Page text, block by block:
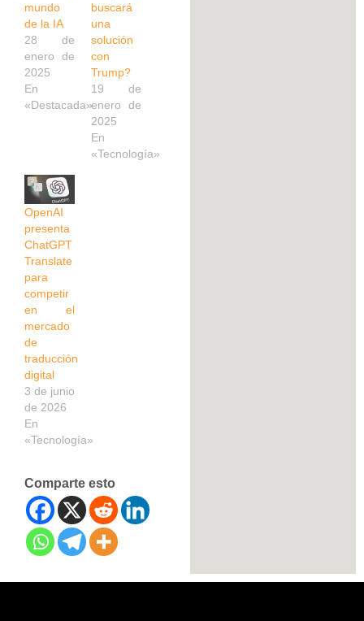
mundo
de la IA
28 de
enero de
2025
En
«Destacada»
buscará
una
solución
con
Trump?
19 de
enero de
2025
En
«Tecnología»
OpenAI
presenta
ChatGPT
Translate
para
competir
en el
mercado
de
traducción
digital
3 de junio
de 2026
En
«Tecnología»
Comparte esto